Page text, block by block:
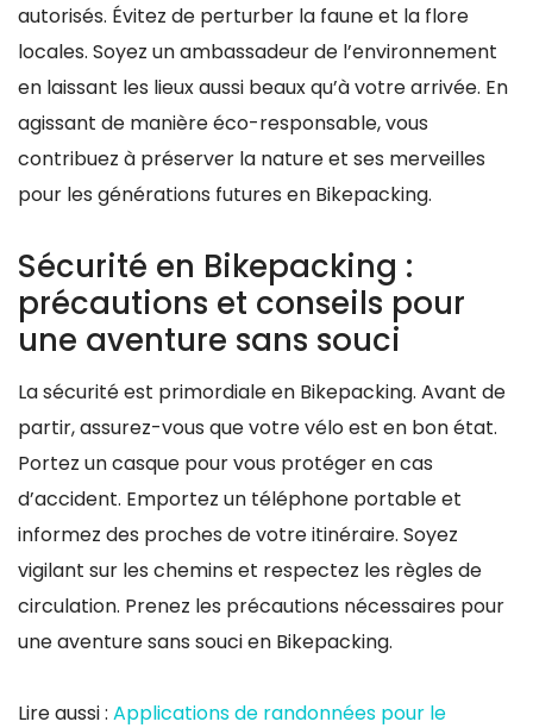
autorisés. Évitez de perturber la faune et la flore
locales. Soyez un ambassadeur de l’environnement
en laissant les lieux aussi beaux qu’à votre arrivée. En
agissant de manière éco-responsable, vous
contribuez à préserver la nature et ses merveilles
pour les générations futures en Bikepacking.
Sécurité en Bikepacking :
précautions et conseils pour
une aventure sans souci
La sécurité est primordiale en Bikepacking. Avant de
partir, assurez-vous que votre vélo est en bon état.
Portez un casque pour vous protéger en cas
d’accident. Emportez un téléphone portable et
informez des proches de votre itinéraire. Soyez
vigilant sur les chemins et respectez les règles de
circulation. Prenez les précautions nécessaires pour
une aventure sans souci en Bikepacking.
Lire aussi : Applications de randonnées pour le